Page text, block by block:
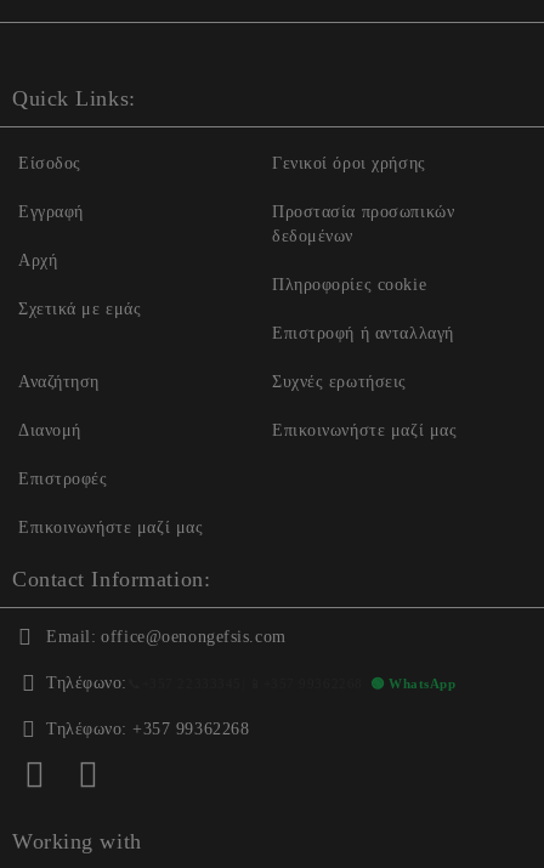
Quick Links:
Είσοδος
Εγγραφή
Αρχή
Σχετικά με εμάς
Γενικοί όροι χρήσης
Προστασία προσωπικών
δεδομένων
Πληροφορίες cookie
Επιστροφή ή ανταλλαγή
Αναζήτηση
Διανομή
Επιστροφές
Επικοινωνήστε μαζί μας
Συχνές ερωτήσεις
Επικοινωνήστε μαζί μας
Contact Information:
Email: office@oenongefsis.com
Τηλέφωνο: 🟢 WhatsApp
Τηλέφωνο: +357 99362268
Working with